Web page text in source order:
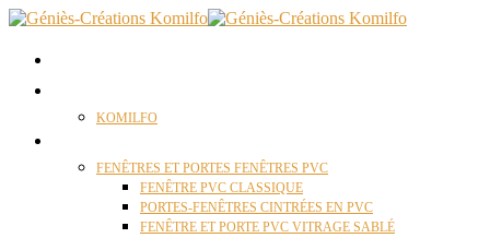
KOMILFO
FENÊTRES ET PORTES FENÊTRES PVC
FENÊTRE PVC CLASSIQUE
PORTES-FENÊTRES CINTRÉES EN PVC
FENÊTRE ET PORTE PVC VITRAGE SABLÉ